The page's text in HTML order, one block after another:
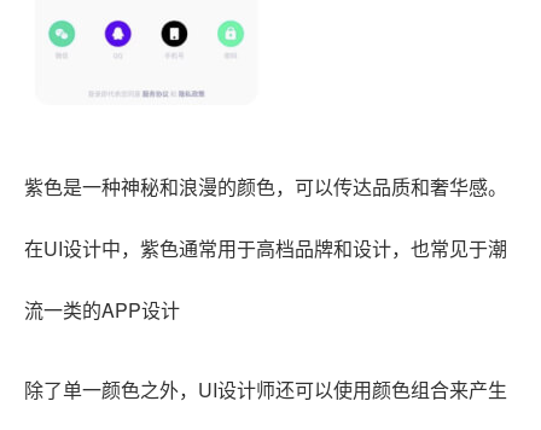
紫色是一种神秘和浪漫的颜色，可以传达品质和奢华感。
在UI设计中，紫色通常用于高档品牌和设计，也常见于潮
流一类的APP设计
除了单一颜色之外，UI设计师还可以使用颜色组合来产生